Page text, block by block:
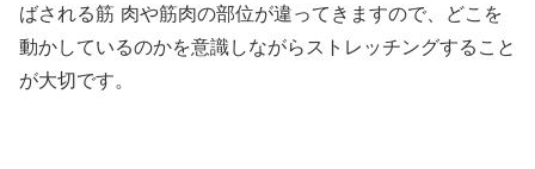
ばされる筋 肉や筋肉の部位が違ってきますので、どこを
動かしているのかを意識しながらストレッチングすること
が大切です。